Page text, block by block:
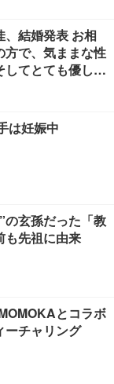
、結婚発表 お相
方で、気ままな性
てとても優し
は妊娠中
の玄孫だった「教
も先祖に由来
とコラボ
ーチャリング